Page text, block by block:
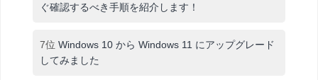
ぐ確認するべき手順を紹介します！
7位 Windows 10 から Windows 11 にアップグレード
してみました